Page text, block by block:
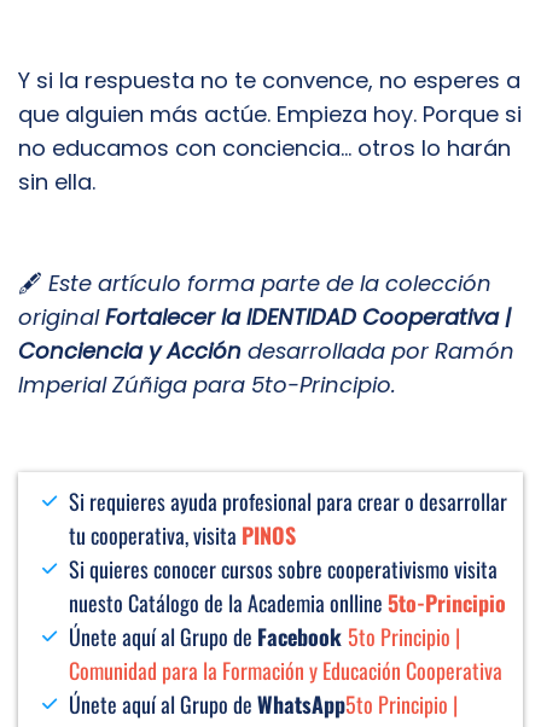
Y si la respuesta no te convence, no esperes a
que alguien más actúe. Empieza hoy. Porque si
no educamos con conciencia… otros lo harán
sin ella.
🖋️ Este artículo forma parte de la colección
originalFortalecer la IDENTIDAD Cooperativa |
Conciencia y Acción desarrollada por Ramón
Imperial Zúñiga para 5to-Principio.
Si requieres ayuda profesional para crear o desarrollar
tu cooperativa, visita PINOS
Si quieres conocer cursos sobre cooperativismo visita
nuesto Catálogo de la Academia onlline5to-Principio
Únete aquí al Grupo de Facebook 5to Principio |
Comunidad para la Formación y Educación Cooperativa
Únete aquí al Grupo deWhatsApp5to Principio |